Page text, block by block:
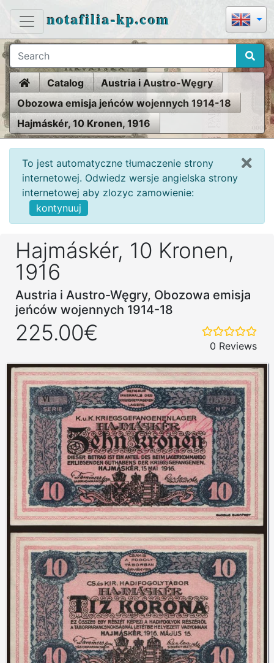
notafilia-kp.com
HomeCatalog
Austria i Austro-Węgry
Obozowa emisja jeńców wojennych 1914-18
Hajmáskér, 10 Kronen, 1916
To jest automatyczne tłumaczenie strony
internetowej. Odwiedz wersje angielska strony
internetowej aby zlozyc zamowienie:
kontynuuj
Hajmáskér, 10 Kronen,
1916
Austria i Austro-Węgry, Obozowa emisja
jeńców wojennych 1914-18
225.00€
0 Reviews